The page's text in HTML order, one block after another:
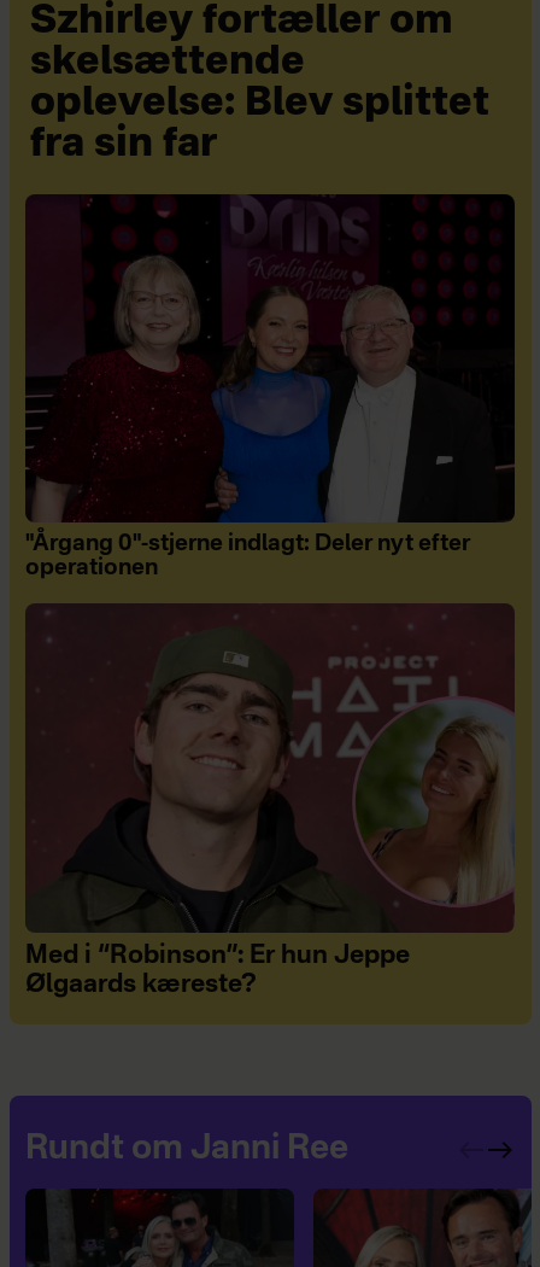
Szhirley fortæller om
skelsættende
oplevelse: Blev splittet
fra sin far
"Årgang 0"-stjerne indlagt: Deler nyt efter
operationen
Med i “Robinson”: Er hun Jeppe
Ølgaards kæreste?
Rundt om Janni Ree